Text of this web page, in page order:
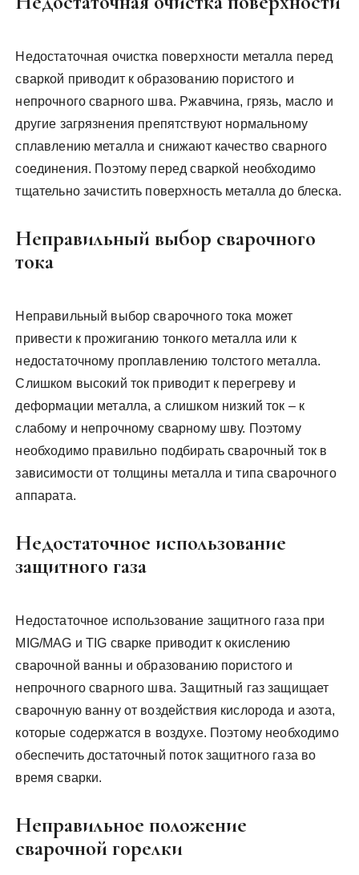
Недостаточная очистка поверхности металла перед
сваркой приводит к образованию пористого и
непрочного сварного шва. Ржавчина, грязь, масло и
другие загрязнения препятствуют нормальному
сплавлению металла и снижают качество сварного
соединения. Поэтому перед сваркой необходимо
тщательно зачистить поверхность металла до блеска.
Неправильный выбор сварочного
тока
Неправильный выбор сварочного тока может
привести к прожиганию тонкого металла или к
недостаточному проплавлению толстого металла.
Слишком высокий ток приводит к перегреву и
деформации металла, а слишком низкий ток – к
слабому и непрочному сварному шву. Поэтому
необходимо правильно подбирать сварочный ток в
зависимости от толщины металла и типа сварочного
аппарата.
Недостаточное использование
защитного газа
Недостаточное использование защитного газа при
MIG/MAG и TIG сварке приводит к окислению
сварочной ванны и образованию пористого и
непрочного сварного шва. Защитный газ защищает
сварочную ванну от воздействия кислорода и азота,
которые содержатся в воздухе. Поэтому необходимо
обеспечить достаточный поток защитного газа во
время сварки.
Неправильное положение
сварочной горелки